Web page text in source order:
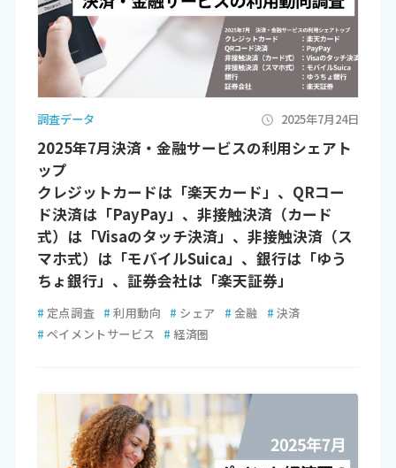
調査データ 2025年7月24日
2025年7月決済・金融サービスの利用シェアト
ップ
クレジットカードは「楽天カード」、QRコー
ド決済は「PayPay」、非接触決済（カード
式）は「Visaのタッチ決済」、非接触決済（ス
マホ式）は「モバイルSuica」、銀行は「ゆう
ちょ銀行」、証券会社は「楽天証券」
# 定点調査 # 利用動向 # シェア # 金融 # 決済
# ペイメントサービス # 経済圏